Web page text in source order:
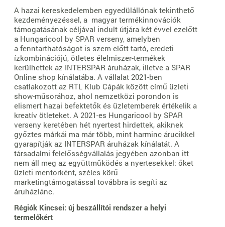
A hazai kereskedelemben egyedülállónak tekinthető
kezdeményezéssel, a magyar termékinnovációk
támogatásának céljával indult útjára két évvel ezelőtt
a Hungaricool by SPAR verseny, amelyben
a fenntarthatóságot is szem előtt tartó, eredeti
ízkombinációjú, ötletes élelmiszer-termékek
kerülhettek az INTERSPAR áruházak, illetve a SPAR
Online shop kínálatába. A vállalat 2021-ben
csatlakozott az RTL Klub Cápák között című üzleti
show-műsorához, ahol nemzetközi porondon is
elismert hazai befektetők és üzletemberek értékelik a
kreatív ötleteket. A 2021-es Hungaricool by SPAR
verseny keretében hét nyertest hirdettek, akiknek
győztes márkái ma már több, mint harminc árucikkel
gyarapítják az INTERSPAR áruházak kínálatát. A
társadalmi felelősségvállalás jegyében azonban itt
nem áll meg az együttműködés a nyertesekkel: őket
üzleti mentorként, széles körű
marketingtámogatással továbbra is segíti az
áruházlánc.
Régiók Kincsei: új beszállítói rendszer a helyi
termelőkért